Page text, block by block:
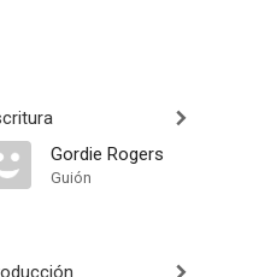
Gordie Rogers
Guión